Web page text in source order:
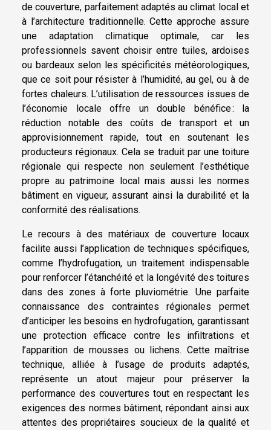
de couverture, parfaitement adaptés au climat local et
à l’architecture traditionnelle. Cette approche assure
une adaptation climatique optimale, car les
professionnels savent choisir entre tuiles, ardoises
ou bardeaux selon les spécificités météorologiques,
que ce soit pour résister à l’humidité, au gel, ou à de
fortes chaleurs. L’utilisation de ressources issues de
l’économie locale offre un double bénéfice : la
réduction notable des coûts de transport et un
approvisionnement rapide, tout en soutenant les
producteurs régionaux. Cela se traduit par une toiture
régionale qui respecte non seulement l’esthétique
propre au patrimoine local mais aussi les normes
bâtiment en vigueur, assurant ainsi la durabilité et la
conformité des réalisations.
Le recours à des matériaux de couverture locaux
facilite aussi l’application de techniques spécifiques,
comme l’hydrofugation, un traitement indispensable
pour renforcer l’étanchéité et la longévité des toitures
dans des zones à forte pluviométrie. Une parfaite
connaissance des contraintes régionales permet
d’anticiper les besoins en hydrofugation, garantissant
une protection efficace contre les infiltrations et
l’apparition de mousses ou lichens. Cette maîtrise
technique, alliée à l’usage de produits adaptés,
représente un atout majeur pour préserver la
performance des couvertures tout en respectant les
exigences des normes bâtiment, répondant ainsi aux
attentes des propriétaires soucieux de la qualité et